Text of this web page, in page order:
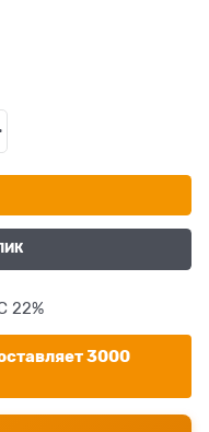
22%
3000